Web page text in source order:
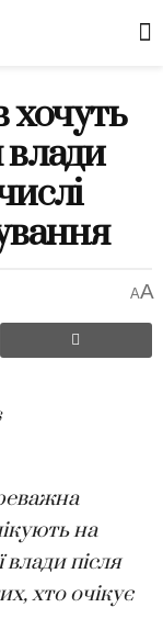
хочуть
AA
на
після
хто очікує